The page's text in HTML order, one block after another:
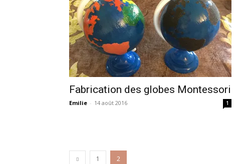
Fabrication des globes Montessori
Emilie - 14 août 2016 1
1 2